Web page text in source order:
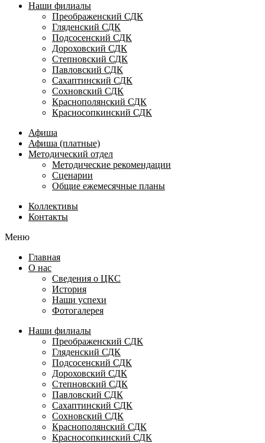
Наши филиалы
Преображенский СДК
Гляденский СДК
Подсосенский СДК
Дороховский СДК
Степновский СДК
Павловский СДК
Сахаптинский СДК
Сохновский СДК
Краснополянский СДК
Красносопкинский СДК
Афиша
Афиша (платные)
Методический отдел
Методические рекомендации
Сценарии
Общие ежемесячные планы
Коллективы
Контакты
Меню
Главная
О нас
Сведения о ЦКС
История
Наши успехи
Фотогалерея
Наши филиалы
Преображенский СДК
Гляденский СДК
Подсосенский СДК
Дороховский СДК
Степновский СДК
Павловский СДК
Сахаптинский СДК
Сохновский СДК
Краснополянский СДК
Красносопкинский СДК